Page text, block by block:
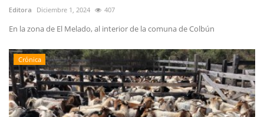
Editora Diciembre 1, 2024 407
En la zona de El Melado, al interior de la comuna de Colbún
Crónica